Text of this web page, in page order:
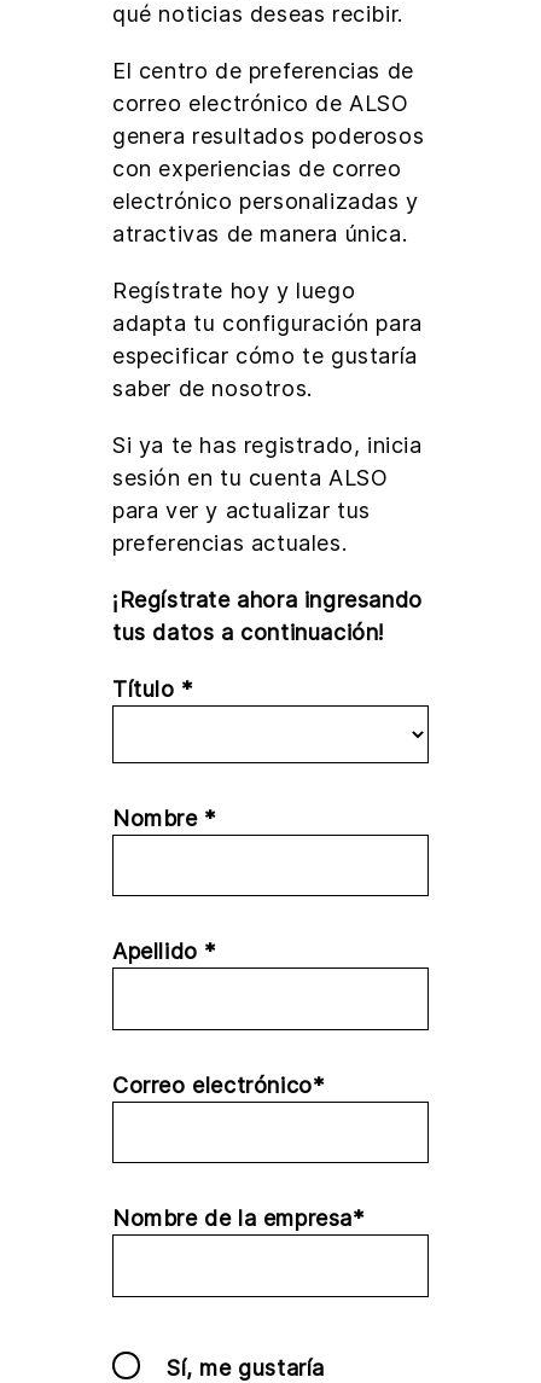
qué noticias deseas recibir.
El centro de preferencias de
correo electrónico de ALSO
genera resultados poderosos
con experiencias de correo
electrónico personalizadas y
atractivas de manera única.
Regístrate hoy y luego
adapta tu configuración para
especificar cómo te gustaría
saber de nosotros.
Si ya te has registrado, inicia
sesión en tu cuenta ALSO
para ver y actualizar tus
preferencias actuales.
¡Regístrate ahora ingresando
tus datos a continuación!
Título *
Nombre *
Apellido *
Correo electrónico*
Nombre de la empresa*
Sí, me gustaría